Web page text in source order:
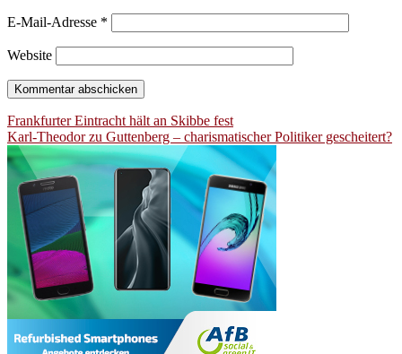
E-Mail-Adresse *
Website
Beitragsnavigation
Frankfurter Eintracht hält an Skibbe fest
Karl-Theodor zu Guttenberg – charismatischer Politiker gescheitert?